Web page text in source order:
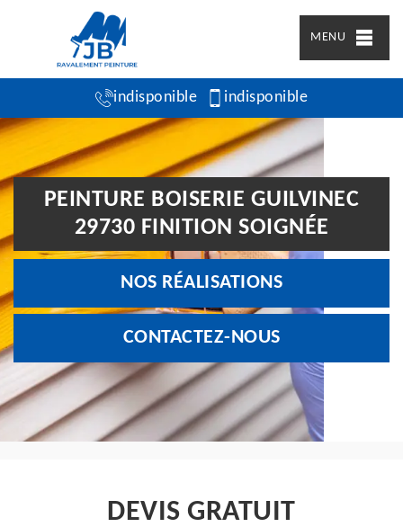
MENU
indisponible indisponible
PEINTURE BOISERIE GUILVINEC
29730 FINITION SOIGNÉE
NOS RÉALISATIONS
CONTACTEZ-NOUS
DEVIS GRATUIT